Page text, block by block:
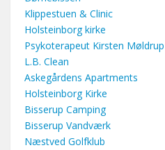
Klippestuen & Clinic
Holsteinborg kirke
Psykoterapeut Kirsten Møldrup
L.B. Clean
Askegårdens Apartments
Holsteinborg Kirke
Bisserup Camping
Bisserup Vandværk
Næstved Golfklub